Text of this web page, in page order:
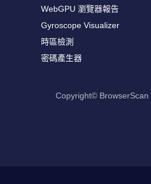
WebGPU 瀏覽器報告
Gyroscope Visualizer
時區檢測
密碼產生器
Copyright© BrowserScan